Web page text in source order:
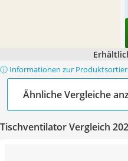
ⓘ Informationen zur
Ähnliche Vergleiche
Tischventilator Vergleich